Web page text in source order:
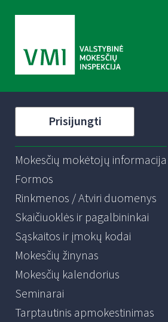
Prisijungti
Mokesčių mokėtojų informacija
Formos
Rinkmenos / Atviri duomenys
Skaičiuoklės ir pagalbininkai
Sąskaitos ir įmokų kodai
Mokesčių žinynas
Mokesčių kalendorius
Seminarai
Tarptautinis apmokestinimas